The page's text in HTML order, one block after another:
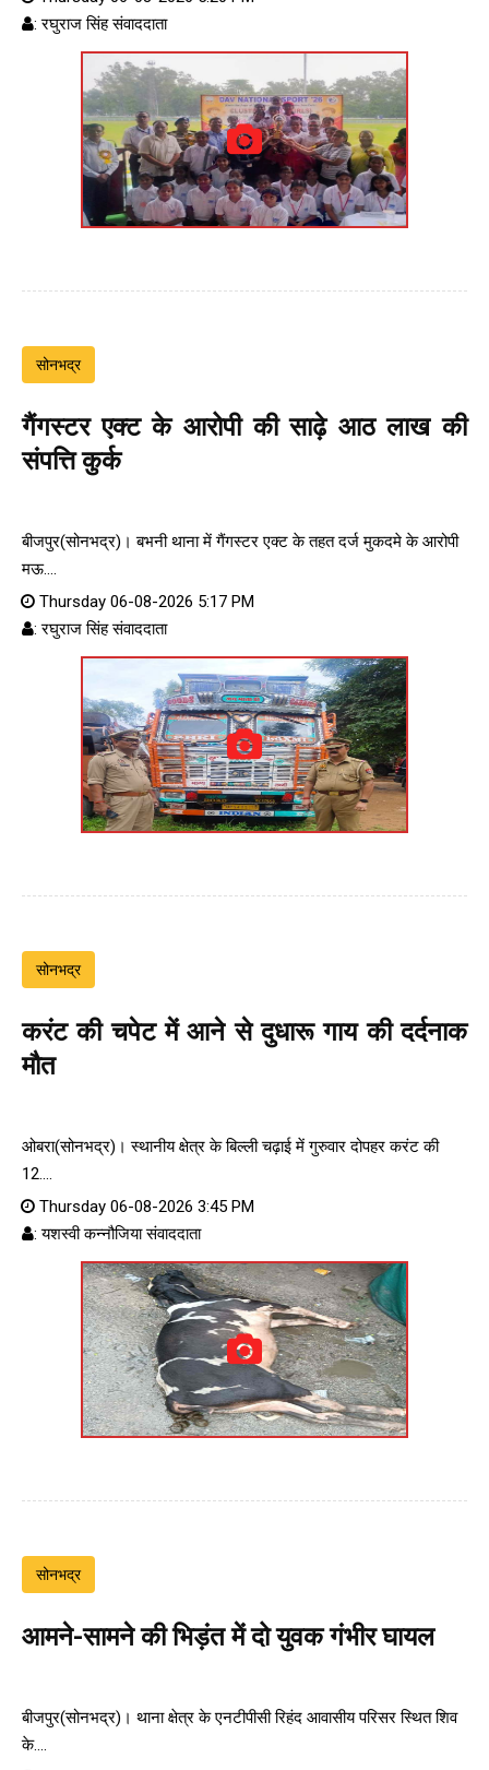
: रघुराज सिंह संवाददाता
सोनभद्र
गैंगस्टर एक्ट के आरोपी की साढ़े आठ लाख की
संपत्ति कुर्क
बीजपुर(सोनभद्र)। बभनी थाना में गैंगस्टर एक्ट के तहत दर्ज मुकदमे के आरोपी
मऊ....
Thursday 06-08-2026 5:17 PM
: रघुराज सिंह संवाददाता
सोनभद्र
करंट की चपेट में आने से दुधारू गाय की दर्दनाक
मौत
ओबरा(सोनभद्र)। स्थानीय क्षेत्र के बिल्ली चढ़ाई में गुरुवार दोपहर करंट की
12....
Thursday 06-08-2026 3:45 PM
: यशस्वी कन्नौजिया संवाददाता
सोनभद्र
आमने-सामने की भिड़ंत में दो युवक गंभीर घायल
बीजपुर(सोनभद्र)। थाना क्षेत्र के एनटीपीसी रिहंद आवासीय परिसर स्थित शिव
के....